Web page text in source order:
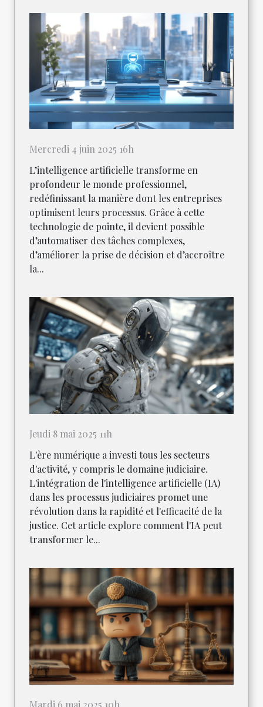
Mercredi 4 juin 2025 16h
L’intelligence artificielle transforme en
profondeur le monde professionnel,
redéfinissant la manière dont les entreprises
optimisent leurs processus. Grâce à cette
technologie de pointe, il devient possible
d’automatiser des tâches complexes,
d’améliorer la prise de décision et d’accroître
la...
Jeudi 8 mai 2025 11h
L'ère numérique a investi tous les secteurs
d'activité, y compris le domaine judiciaire.
L'intégration de l'intelligence artificielle (IA)
dans les processus judiciaires promet une
révolution dans la rapidité et l'efficacité de la
justice. Cet article explore comment l'IA peut
transformer le...
Mardi 6 mai 2025 10h